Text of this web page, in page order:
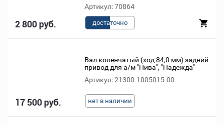
Артикул: 70864
2 800 руб. достаточно
Вал коленчатый (ход 84,0 мм) задний
привод для а/м "Нива", "Надежда"
Артикул: 21300-1005015-00
17 500 руб. нет в наличии